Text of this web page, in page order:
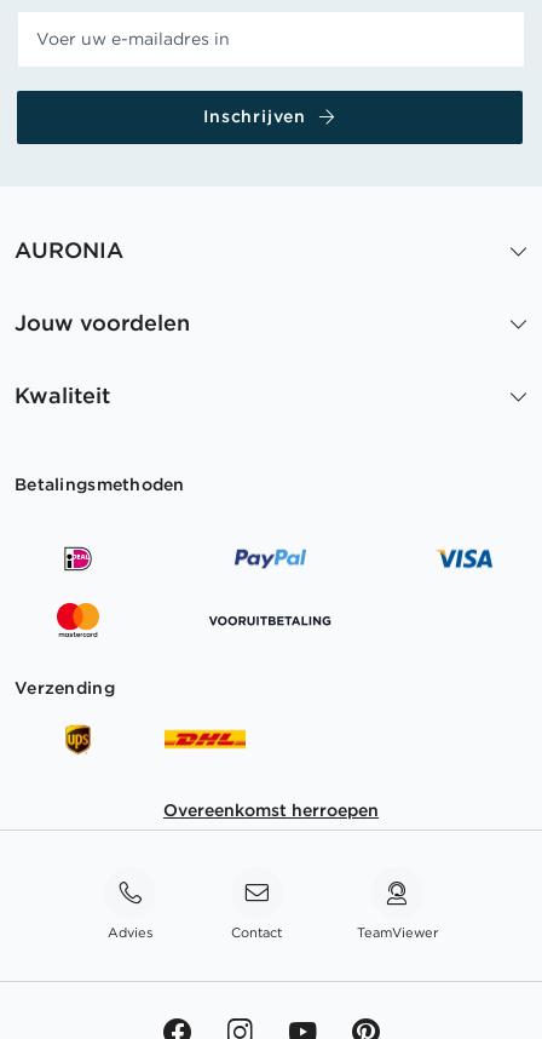
Inschrijven
AURONIA
Jouw voordelen
Kwaliteit
Betalingsmethoden
Verzending
Overeenkomst herroepen
Advies Contact TeamViewer